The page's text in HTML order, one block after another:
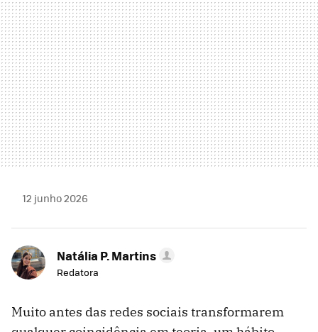
12 junho 2026
Natália P. Martins
Redatora
Muito antes das redes sociais transformarem